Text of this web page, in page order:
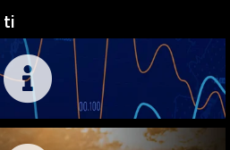
ti